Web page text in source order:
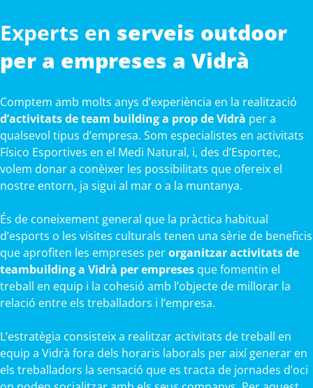
Experts en serveis outdoor
per a empreses a Vidrà
Comptem amb molts anys d’experiència en la realització
d’activitats de team building a prop de Vidrà per a
qualsevol tipus d’empresa. Som especialistes en activitats
Físico Esportives en el Medi Natural, i, des d’Esportec,
volem donar a conèixer les possibilitats que ofereix el
nostre entorn, ja sigui al mar o a la muntanya.
És de coneixement general que la pràctica habitual
d’esports o les visites culturals tenen una sèrie de beneficis
que aprofiten les empreses perorganitzar activitats de
teambuilding a Vidrà per empreses que fomentin el
treball en equip i la cohesió amb l’objecte de millorar la
relació entre els treballadors i l’empresa.
L’estratègia consisteix a realitzar activitats de treball en
equip a Vidrà fora dels horaris laborals per així generar en
els treballadors la sensació que es tracta de jornades d’oci